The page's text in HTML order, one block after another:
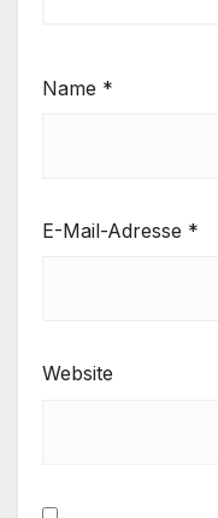
Name *
E-Mail-Adresse *
Website